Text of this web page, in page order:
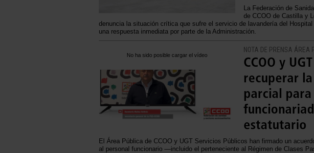
La Federación de
de CCOO de Castilla y
denuncia la situación crítica que sufre el servicio de lavandería del
una respuesta inmediata por parte de la Administración.
No ha sido posible cargar el vídeo
NOTA DE PRENSA ÁREA
CCOO y
recuperar
parcial para
estatutario
El Área Pública de CCOO y UGT Servicios Públicos han firmado un
al personal funcionario —incluido el perteneciente al Régimen de Clases